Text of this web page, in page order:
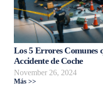
Los 5 Errores Comunes
Accidente de Coche
November 26, 2024
Más >>